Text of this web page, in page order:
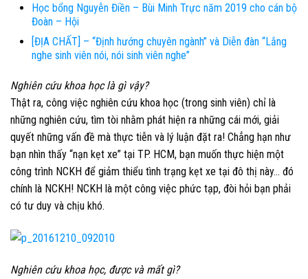
Học bổng Nguyễn Điền – Bùi Minh Trực năm 2019 cho cán bộ
Đoàn – Hội
[ĐỊA CHẤT] – “Định hướng chuyên ngành” và Diễn đàn “Lắng
nghe sinh viên nói, nói sinh viên nghe”
Nghiên cứu khoa học là gì vậy?
Thật ra, công việc nghiên cứu khoa học (trong sinh viên) chỉ là
những nghiên cứu, tìm tòi nhằm phát hiện ra những cái mới, giải
quyết những vấn đề mà thực tiễn và lý luận đặt ra! Chẳng hạn như
bạn nhìn thấy “nạn kẹt xe” tại TP. HCM, bạn muốn thực hiện một
công trình NCKH để giảm thiểu tình trạng kẹt xe tại đô thị này… đó
chính là NCKH! NCKH là một công việc phức tạp, đòi hỏi bạn phải
có tư duy và chịu khó.
Nghiên cứu khoa học, được và mất gì?